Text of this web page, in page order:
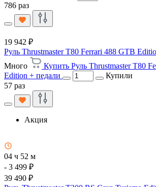
786 раз
19 942 ₽
Руль Thrustmaster T80 Ferrari 488 GTB
Много
Купить Руль Thrustmaster T80
Edition + педали
Купили
57 раз
Акция
04 ч 52 м
- 3 499 ₽
39 490 ₽